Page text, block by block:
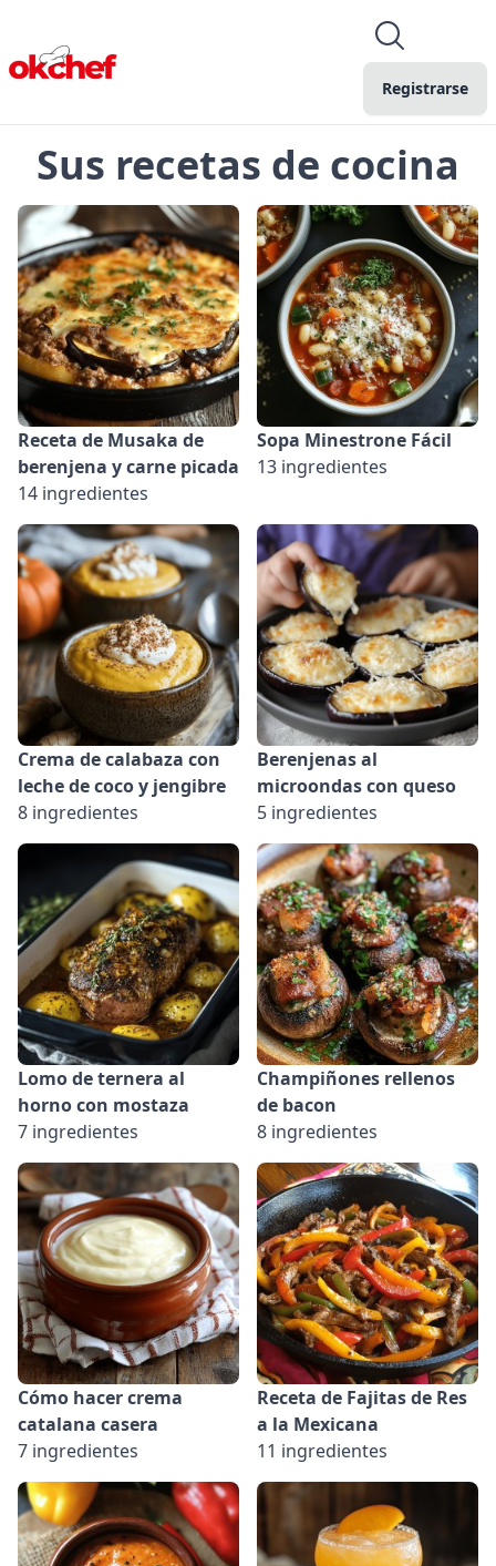
Registrarse
Sus recetas de cocina
Receta de Musaka de
berenjena y carne picada
14 ingredientes
Sopa Minestrone Fácil
13 ingredientes
Crema de calabaza con
leche de coco y jengibre
8 ingredientes
Berenjenas al
microondas con queso
5 ingredientes
Lomo de ternera al
horno con mostaza
7 ingredientes
Champiñones rellenos
de bacon
8 ingredientes
Cómo hacer crema
catalana casera
7 ingredientes
Receta de Fajitas de Res
a la Mexicana
11 ingredientes